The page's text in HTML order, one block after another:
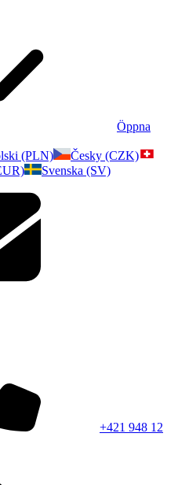
Öppna
(PLN)
Česky (CZK)
Svenska (SV)
+421 948 12